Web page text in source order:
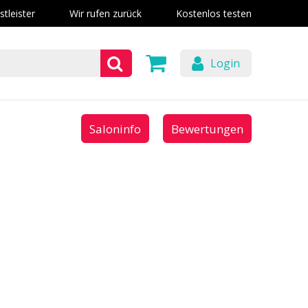
Wir rufen zurück Kostenlos testen
Login
Saloninfo Bewertungen